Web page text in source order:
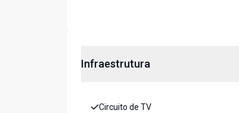
Infraestrutura
Circuito de TV